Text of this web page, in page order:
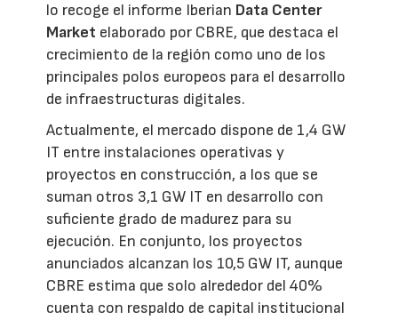
lo recoge el informe Iberian Data Center
Market elaborado por CBRE, que destaca el
crecimiento de la región como uno de los
principales polos europeos para el desarrollo
de infraestructuras digitales.
Actualmente, el mercado dispone de 1,4 GW
IT entre instalaciones operativas y
proyectos en construcción, a los que se
suman otros 3,1 GW IT en desarrollo con
suficiente grado de madurez para su
ejecución. En conjunto, los proyectos
anunciados alcanzan los 10,5 GW IT, aunque
CBRE estima que solo alrededor del 40%
cuenta con respaldo de capital institucional